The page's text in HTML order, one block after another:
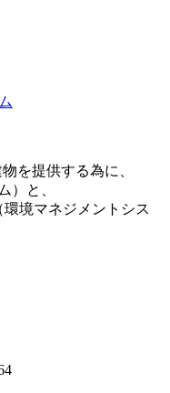
を提供する為に、
）と、
境マネジメントシス